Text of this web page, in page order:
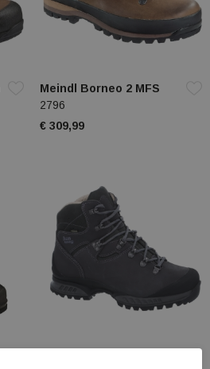
Meindl Borneo 2 MFS
2796
€ 309,99